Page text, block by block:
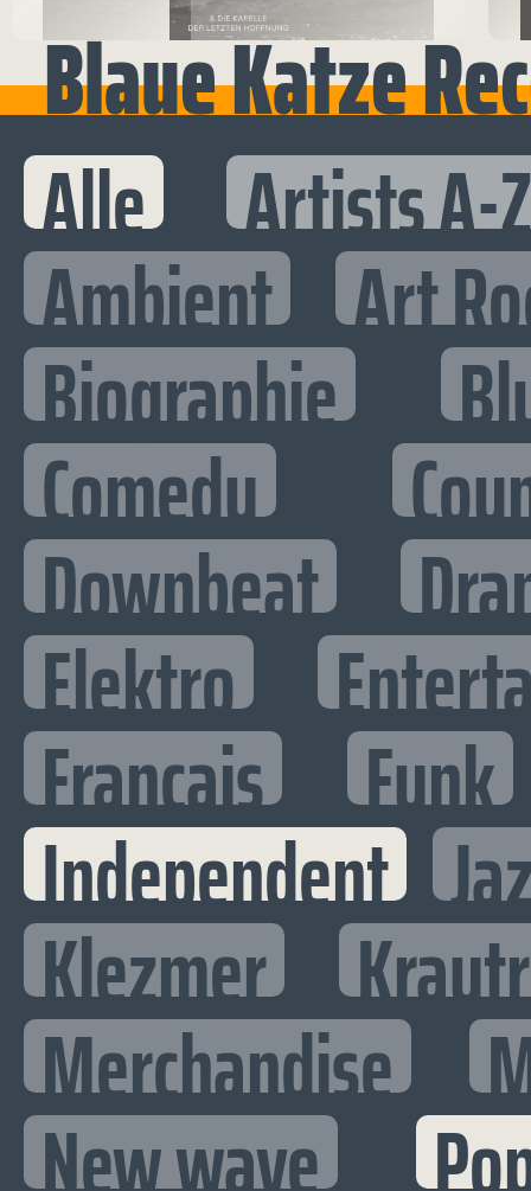
Blaue Katze
Alle Artists A-Z
Ambient Art
Biographie
Comedy
Downbeat
Elektro
Francais Funk
Independent
Klezmer
Merchandise